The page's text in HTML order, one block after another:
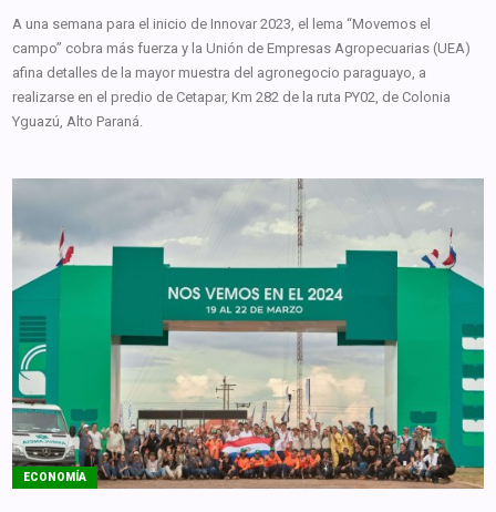
A una semana para el inicio de Innovar 2023, el lema “Movemos el
campo” cobra más fuerza y la Unión de Empresas Agropecuarias (UEA)
afina detalles de la mayor muestra del agronegocio paraguayo, a
realizarse en el predio de Cetapar, Km 282 de la ruta PY02, de Colonia
Yguazú, Alto Paraná.
ECONOMÍA